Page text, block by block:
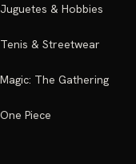
Juguetes & Hobbies
Tenis & Streetwear
Magic: The Gathering
One Piece